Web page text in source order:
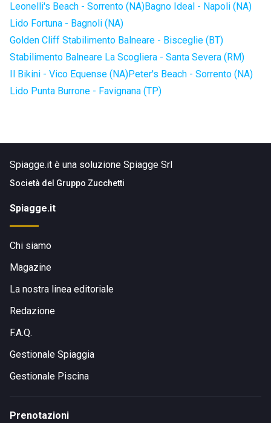
Leonelli's Beach - Sorrento (NA)Bagno Ideal - Napoli (NA)
Lido Fortuna - Bagnoli (NA)
Golden Cliff Stabilimento Balneare - Bisceglie (BT)
Stabilimento Balneare La Scogliera - Santa Severa (RM)
Il Bikini - Vico Equense (NA)Peter's Beach - Sorrento (NA)
Lido Punta Burrone - Favignana (TP)
Spiagge.it è una soluzione Spiagge Srl
Società del Gruppo Zucchetti
Spiagge.it
Chi siamo
Magazine
La nostra linea editoriale
Redazione
F.A.Q.
Gestionale Spiaggia
Gestionale Piscina
Prenotazioni